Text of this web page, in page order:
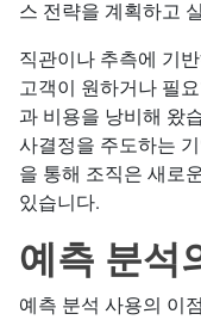
스 전략을 계획하고
직관이나 추측에 기
고객이 원하거나 필
과 비용을 낭비해 왔
사결정을 주도하는
을 통해 조직은 새로
있습니다.
예측 분석
예측 분석 사용의 이